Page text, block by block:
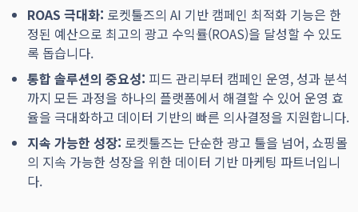
ROAS 극대화: 로켓툴즈의 AI 기반 캠페인 최적화 기능은 한
정된 예산으로 최고의 광고 수익률(ROAS)을 달성할 수 있도
록 돕습니다.
통합 솔루션의 중요성: 피드 관리부터 캠페인 운영, 성과 분석
까지 모든 과정을 하나의 플랫폼에서 해결할 수 있어 운영 효
율을 극대화하고 데이터 기반의 빠른 의사결정을 지원합니다.
지속 가능한 성장: 로켓툴즈는 단순한 광고 툴을 넘어, 쇼핑몰
의 지속 가능한 성장을 위한 데이터 기반 마케팅 파트너입니
다.